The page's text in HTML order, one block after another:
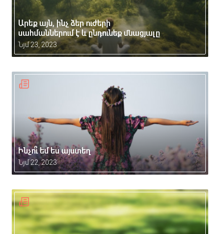
Արեք այն, ինչ ձեր ուժերի
սահմաններում է և ընդունեք մնացյալը
Նյմ 23, 2023
Ինչո՞ւ եմ ես այստեղ
Նյմ 22, 2023